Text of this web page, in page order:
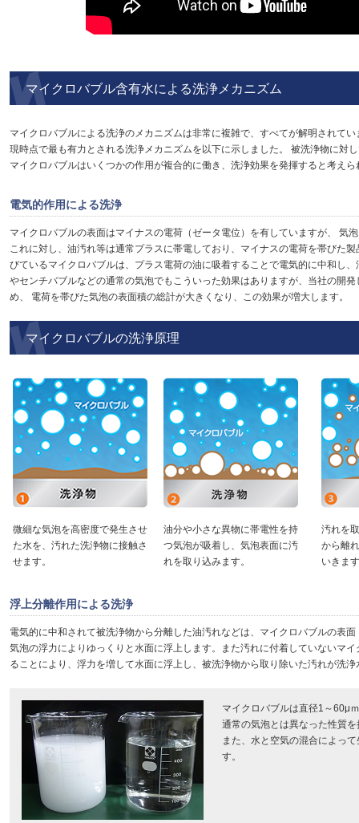
マイクロバブル含有水による洗浄メカニズム
マイクロバブルによる洗浄のメカニズムは非常に複雑で、すべてが解明されてい
現時点で最も有力とされる洗浄メカニズムを以下に示しました。 被洗浄物に対
マイクロバブルはいくつかの作用が複合的に働き、洗浄効果を発揮すると考えら
電気的作用による洗浄
マイクロバブルの表面はマイナスの電荷（ゼータ電位）を有していますが、 気
これに対し、油汚れ等は通常プラスに帯電しており、マイナスの電荷を帯びた
びているマイクロバブルは、プラス電荷の油に吸着することで電気的に中和し
やセンチバブルなどの通常の気泡でもこういった効果はありますが、当社の開
め、 電荷を帯びた気泡の表面積の総計が大きくなり、この効果が増大します。
マイクロバブルの洗浄原理
微細な気泡を高密度で発生させ
た水を、汚れた洗浄物に接触さ
せます。
油分や小さな異物に帯電性を持
つ気泡が吸着し、気泡表面に汚
れを取り込みます。
汚れを
から離
いきま
浮上分離作用による洗浄
電気的に中和されて被洗浄物から分離した油汚れなどは、マイクロバブルの表
気泡の浮力によりゆっくりと水面に浮上します。また汚れに付着していないマ
ることにより、浮力を増して水面に浮上し、被洗浄物から取り除いた汚れが洗
マイクロバブルは直径1～60μ
通常の気泡とは異なった性質
また、水と空気の混合によっ
す。